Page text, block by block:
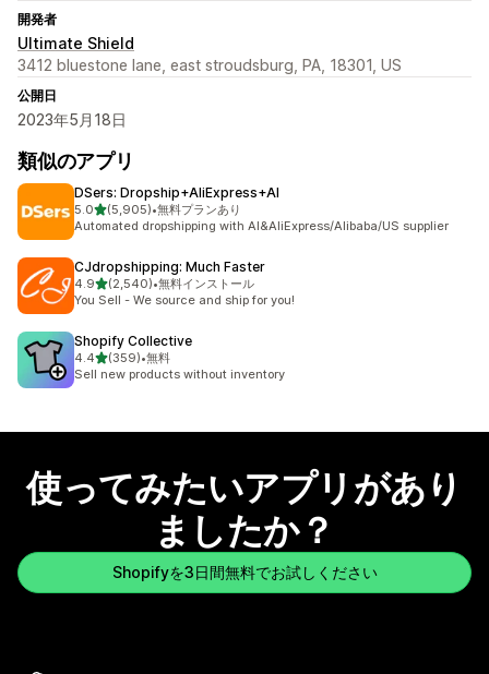
開発者
Ultimate Shield
3412 bluestone lane, east stroudsburg, PA, 18301, US
公開日
2023年5月18日
類似のアプリ
DSers: Dropship+AliExpress+AI
5.05つ星中
(5,905)
合計レビュー数：5905件
•無料プランあり
Automated dropshipping with AI&AliExpress/Alibaba/US supplier
CJdropshipping: Much Faster
4.95つ星中
(2,540)
合計レビュー数：2540件
•無料インストール
You Sell - We source and ship for you!
Shopify Collective
4.45つ星中
(359)
合計レビュー数：359件
•無料
Sell new products without inventory
使ってみたいアプリがあり
ましたか？
Shopifyを3日間無料でお試しください